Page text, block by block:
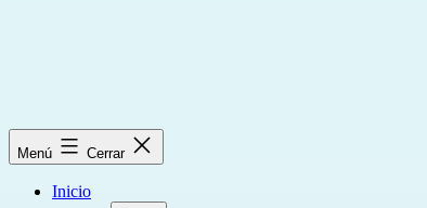
Menú Cerrar
Inicio